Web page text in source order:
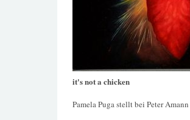
it's not a chicken
Pamela Puga stellt bei Peter